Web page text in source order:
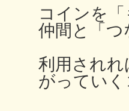
コインを
仲間と「
利用され
がっていく